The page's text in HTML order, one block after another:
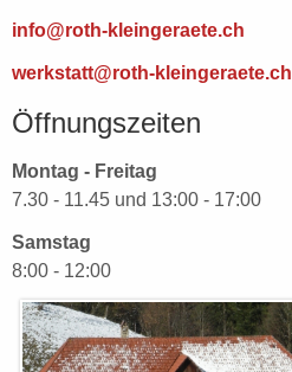
info@roth-kleingeraete.ch
werkstatt@roth-kleingeraete.ch
Öffnungszeiten
Montag - Freitag
7.30 - 11.45 und 13:00 - 17:00
Samstag
8:00 - 12:00